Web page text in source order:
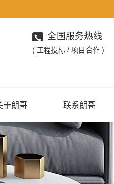
全国服务热线
( 工程投标 / 项目合作 )
于朗哥 联系朗哥